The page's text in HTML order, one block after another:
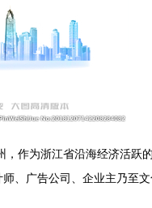
作为浙江省沿海经济活跃
、广告公司、企业主乃至